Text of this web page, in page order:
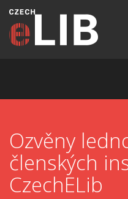
Ozvěny
členských
CzechELib